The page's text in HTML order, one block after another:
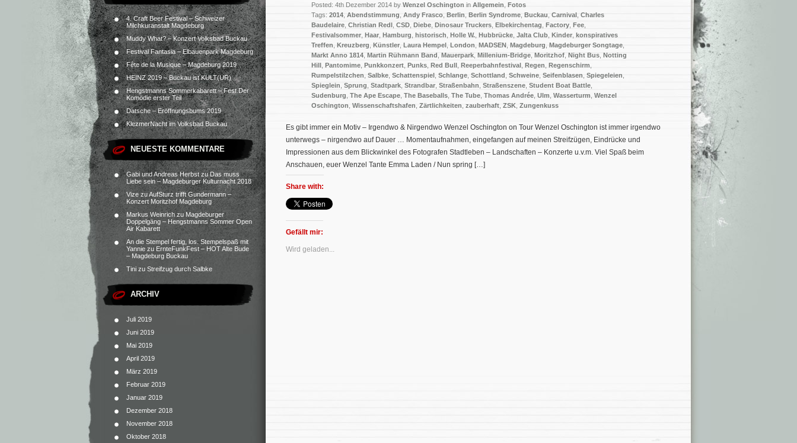
4. Craft Beer Festival – Schweizer
Milchkuranstalt Magdeburg
Muddy What? – Konzert Volksbad Buckau
Festival Fantasia – Elbauenpark Magdeburg
Fête de la Musique – Magdeburg 2019
HEINZ 2019 – Buckau ist KULT(UR)
Hengstmanns Sommerkabarett – Fest.Der
Komödie erster Teil
Datsche – Eröffnungsbums 2019
KlezmerNacht im Volksbad Buckau
NEUESTE KOMMENTARE
Gabi und Andreas HerbstzuDas muss
Liebe sein – Magdeburger Kulturnacht 2018
Vize zuAufSturz trifft Gundermann –
Konzert Moritzhof Magdeburg
Markus Weinrich zu Magdeburger
Doppelgäng – Hengstmanns Sommer Open
Air Kabarett
An die Stempel fertig, los. Stempelspaß mit
Yannie zu ErnteFunkFest – HOT Alte Bude
– Magdeburg Buckau
Tini zu Streifzug durch Salbke
ARCHIV
Juli 2019
Juni 2019
Mai 2019
April 2019
März 2019
Februar 2019
Januar 2019
Dezember 2018
November 2018
Oktober 2018
Posted: 4th Dezember 2014 by Wenzel Oschington in Allgemein Fotos
Tags: 2014 Abendstimmung Andy Frasco Berlin Berlin Syndrome Buckau Carnival Charles
Baudelaire Christian Redl CSD Diebe Dinosaur Truckers Elbekirchentag Factory Fee
Festivalsommer Haar Hamburg historisch Holle W. Hubbrücke Jalta Club Kinder konspiratives
Treffen Kreuzberg Künstler Laura Hempel London MADSEN Magdeburg Magdeburger Songtage
Markt Anno 1814 Martin Rühmann Band Mauerpark Millenium-Bridge Moritzhof Night Bus Notting
Hill Pantomime Punkkonzert Punks Red Bull Reeperbahnfestival Regen Regenschirm
Rumpelstilzchen Salbke Schattenspiel Schlange Schottland Schweine Seifenblasen Spiegeleien
Spieglein Sprung Stadtpark Strandbar Straßenbahn Straßenszene Student Boat Battle
Sudenburg The Ape Escape The Baseballs The Tube Thomas Andrée Ulm Wasserturm Wenzel
Oschington Wissenschaftshafen Zärtlichkeiten zauberhaft ZSK Zungenkuss
Es gibt immer ein Motiv – Irgendwo & Nirgendwo Wenzel Oschington on Tour Wenzel Oschington ist immer irgendwo
unterwegs – nirgendwo auf Dauer … Momentaufnahmen, eingefangen auf meinen Streifzügen, Eindrücke und
Impressionen aus dem Blickwinkel des Fotografen Stadtleben – Landschaften – Konzerte u.v.m. Viel Spaß beim
Anschauen, euer Wenzel Tante Emma Laden / Nun spring […]
Share with:
Gefällt mir:
Wird geladen...